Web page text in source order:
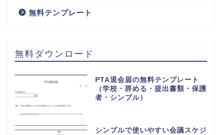
無料テンプレート
無料ダウンロード
PTA退会届の無料テンプレート
（学校・辞める・提出書類・保護
者・シンプル）
シンプルで使いやすい会議スケジ